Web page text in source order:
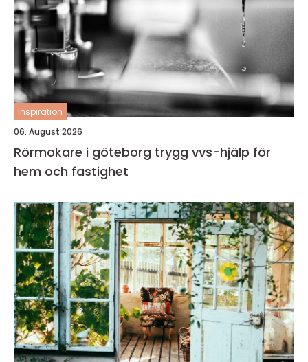
inspiration
06. August 2026
Rörmokare i göteborg trygg vvs-hjälp för
hem och fastighet